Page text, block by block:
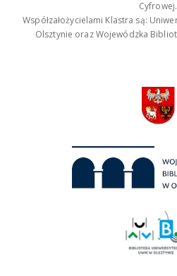
Cyfrowej.
Współzałożycielami Klastra są:
Olsztynie oraz Wojewódzka